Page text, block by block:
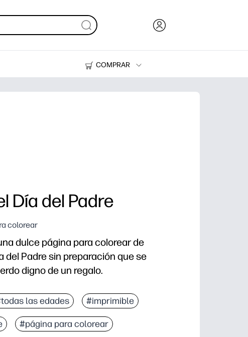
COMPRAR
Impresoras
Día del Padre
colorear
dulce página para colorear de
del Padre sin preparación que se
digno de un regalo.
y llevar: sin preparación, no ensucia y está listo en
desarrolla la motricidad fina y la concentración
los niños colorean y añaden mensajes o garabatos
las edades #imprimible
#página para colorear